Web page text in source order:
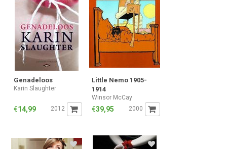
Genadeloos
Karin Slaughter
€14,99 2012
Little Nemo 1905-
1914
Winsor McCay
€39,95 2000